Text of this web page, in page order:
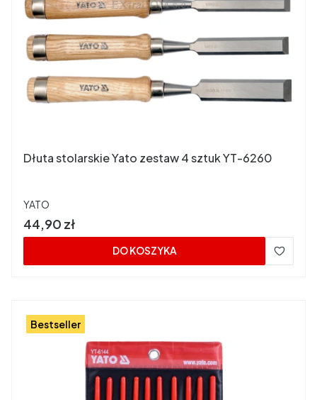
Dłuta stolarskie Yato zestaw 4 sztuk YT-6260
PRODUCENT
YATO
Cena
44,90 zł
DO KOSZYKA
Bestseller